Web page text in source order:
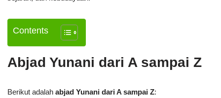
Contents
Abjad Yunani dari A sampai Z
Berikut adalah abjad Yunani dari A sampai Z: